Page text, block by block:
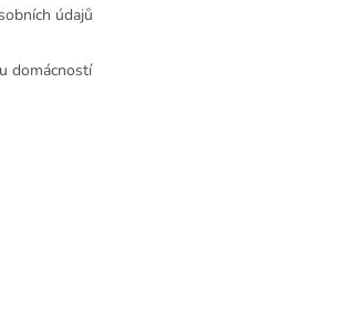
údajů
domácností